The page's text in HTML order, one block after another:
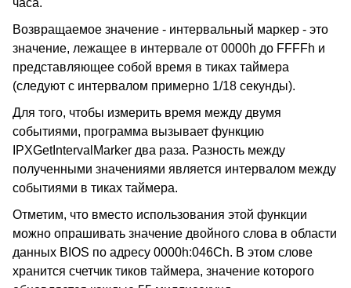
Возвращаемое значение - интервальный маркер - это
значение, лежащее в интервале от 0000h до FFFFh и
представляющее собой время в тиках таймера
(следуют с интервалом примерно 1/18 секунды).
Для того, чтобы измерить время между двумя
событиями, программа вызывает функцию
IPXGetIntervalMarker два раза. Разность между
полученными значениями является интервалом между
событиями в тиках таймера.
Отметим, что вместо использования этой функции
можно опрашивать значение двойного слова в области
данных BIOS по адресу 0000h:046Ch. В этом слове
хранится счетчик тиков таймера, значение которого